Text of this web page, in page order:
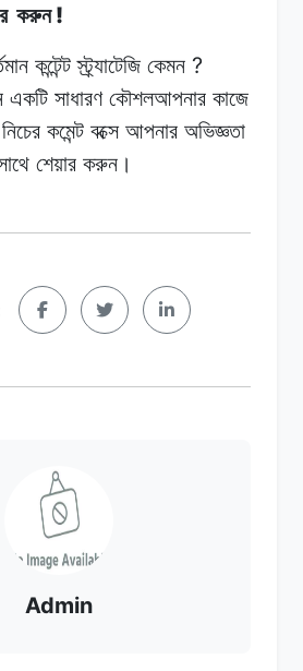
করুন!
কন্টেন্ট স্ট্র্যাটেজি কেমন ?
একটি সাধারণ কৌশলআপনার কাজে
নিচের কমেন্ট বক্সে আপনার অভিজ্ঞতা
শেয়ার করুন।
Admin